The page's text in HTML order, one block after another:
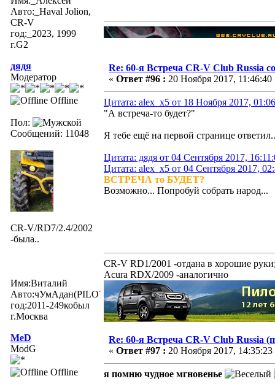
Авто:_Haval Jolion,
CR-V
год:_2023, 1999
г.G2
дядя
Модератор
Offline
Пол:
Сообщений: 11048
CR-V/RD7/2.4/2002
-была..
Имя:Виталий
Авто:чУмАдан(PILOTexe)
год:2011-249кобыл
г.Москва
Re: 60-я Встреча CR-V Club Russia
« Ответ #96 : 20 Ноября 2017, 11:46:40
Цитата: alex_x5 от 18 Ноября 2017,
"А встреча-то будет?"
Я тебе ещё на первой странице
Цитата: дядя от 04 Сентября 2017,
Цитата: alex_x5 от 04 Сентября 2017,
ВСТРЕЧА то БУДЕТ?
Возможно... Попробуй собрать народ...
CR-V RD1/2001 -отдана в хорошие
Acura RDX/2009 -аналогично
MeD
ModG
Offline
Re: 60-я Встреча CR-V Club Russia
« Ответ #97 : 20 Ноября 2017, 14:35:23
я помню чудное мгновенье